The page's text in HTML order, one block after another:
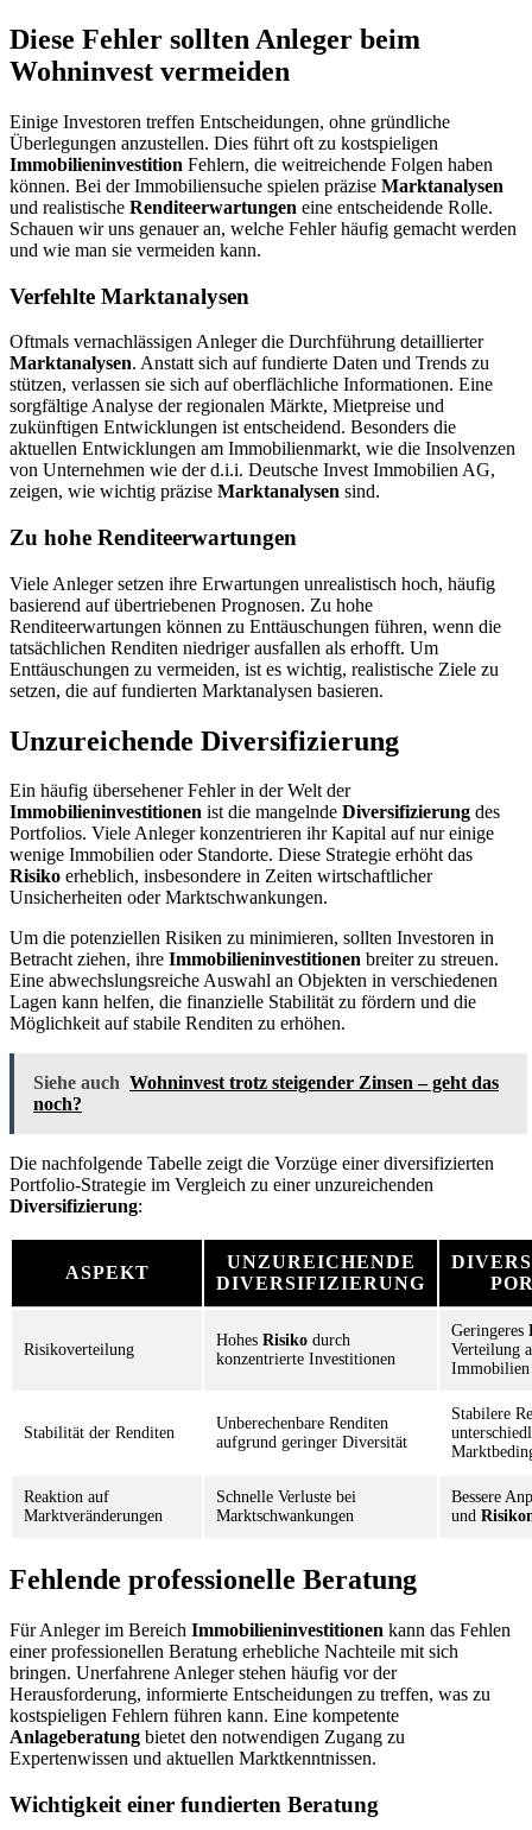
Diese Fehler sollten Anleger beim
Wohninvest vermeiden
Einige Investoren treffen Entscheidungen, ohne gründliche
Überlegungen anzustellen. Dies führt oft zu kostspieligen
Immobilieninvestition Fehlern, die weitreichende Folgen haben
können. Bei der Immobiliensuche spielen präzise Marktanalysen
und realistische Renditeerwartungen eine entscheidende Rolle.
Schauen wir uns genauer an, welche Fehler häufig gemacht werden
und wie man sie vermeiden kann.
Verfehlte Marktanalysen
Oftmals vernachlässigen Anleger die Durchführung detaillierter
Marktanalysen. Anstatt sich auf fundierte Daten und Trends zu
stützen, verlassen sie sich auf oberflächliche Informationen. Eine
sorgfältige Analyse der regionalen Märkte, Mietpreise und
zukünftigen Entwicklungen ist entscheidend. Besonders die
aktuellen Entwicklungen am Immobilienmarkt, wie die Insolvenzen
von Unternehmen wie der d.i.i. Deutsche Invest Immobilien AG,
zeigen, wie wichtig präzise Marktanalysen sind.
Zu hohe Renditeerwartungen
Viele Anleger setzen ihre Erwartungen unrealistisch hoch, häufig
basierend auf übertriebenen Prognosen. Zu hohe
Renditeerwartungen können zu Enttäuschungen führen, wenn die
tatsächlichen Renditen niedriger ausfallen als erhofft. Um
Enttäuschungen zu vermeiden, ist es wichtig, realistische Ziele zu
setzen, die auf fundierten Marktanalysen basieren.
Unzureichende Diversifizierung
Ein häufig übersehener Fehler in der Welt der
Immobilieninvestitionen ist die mangelnde Diversifizierung des
Portfolios. Viele Anleger konzentrieren ihr Kapital auf nur einige
wenige Immobilien oder Standorte. Diese Strategie erhöht das
Risiko erheblich, insbesondere in Zeiten wirtschaftlicher
Unsicherheiten oder Marktschwankungen.
Um die potenziellen Risiken zu minimieren, sollten Investoren in
Betracht ziehen, ihre Immobilieninvestitionen breiter zu streuen.
Eine abwechslungsreiche Auswahl an Objekten in verschiedenen
Lagen kann helfen, die finanzielle Stabilität zu fördern und die
Möglichkeit auf stabile Renditen zu erhöhen.
Siehe auch Wohninvest trotz steigender Zinsen – geht das
noch?
Die nachfolgende Tabelle zeigt die Vorzüge einer diversifizierten
Portfolio-Strategie im Vergleich zu einer unzureichenden
Diversifizierung:
ASPEKT
UNZUREICHENDE
DIVERSIFIZIERUNG
Risikoverteilung
Hohes Risiko durch
konzentrierte Investitionen
Geringeres
Verteilung
Immobilien
Stabilität der Renditen
Unberechenbare Renditen
aufgrund geringer Diversität
Stabilere
Reaktion auf
Marktveränderungen
Schnelle Verluste bei
Marktschwankungen
Bessere
und
Fehlende professionelle Beratung
Für Anleger im Bereich Immobilieninvestitionen kann das Fehlen
einer professionellen Beratung erhebliche Nachteile mit sich
bringen. Unerfahrene Anleger stehen häufig vor der
Herausforderung, informierte Entscheidungen zu treffen, was zu
kostspieligen Fehlern führen kann. Eine kompetente
Anlageberatung bietet den notwendigen Zugang zu
Expertenwissen und aktuellen Marktkenntnissen.
Wichtigkeit einer fundierten Beratung